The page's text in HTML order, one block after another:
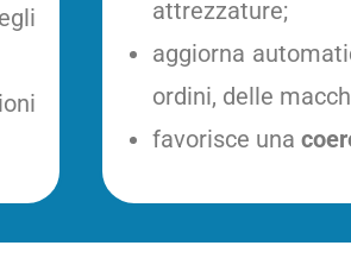
attrezzature;
aggiorna
ordini, delle
favorisce una